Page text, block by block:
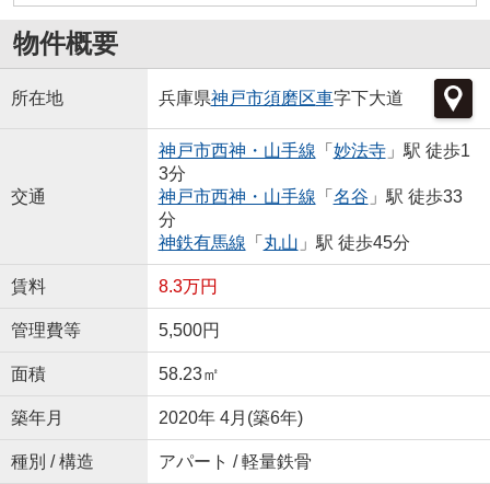
物件概要
所在地 兵庫県神戸市須磨区車字下大道
交通
神戸市西神・山手線 「 妙法寺」駅 徒歩1
3分
神戸市西神・山手線 「 名谷 」駅 徒歩33
分
神鉄有馬線 「 丸山 」駅 徒歩45分
賃料 8.3万円
管理費等 5,500円
面積 58.23㎡
築年月 2020年 4月(築6年)
種別 / 構造 アパート / 軽量鉄骨